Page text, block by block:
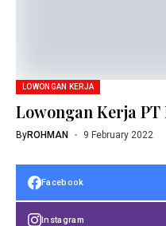
LOWONGAN KERJA
Lowongan Kerja PT
ByROHMAN 9 February 2022
Facebook
Instagram